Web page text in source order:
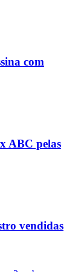
com
ABC pelas
vendidas